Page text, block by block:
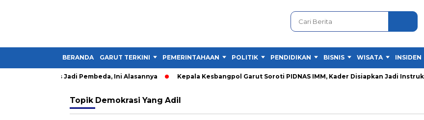
BERANDA GARUT TERKINI PEMERINTAHAAN POLITIK PENDIDIKAN BISNIS WISATA INSIDEN
IMM Harus Jadi Pembeda, Ini Alasannya Kepala Kesbangpol Garut Soroti PIDNAS IMM, Kader Disiapkan Jadi Instruktur
Topik Demokrasi Yang Adil